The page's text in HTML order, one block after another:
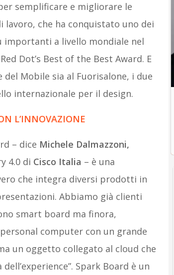
semplificare e migliorare le
lavoro, che ha conquistato uno dei
importanti a livello mondiale nel
Dot’s Best of the Best Award. E
Mobile sia al Fuorisalone, i due
internazionale per il design.
L’INNOVAZIONE
– dice Michele Dalmazzoni,
4.0 di Cisco Italia – è una
che integra diversi prodotti in
Abbiamo già clienti
smart board ma finora,
computer con un grande
un oggetto collegato al cloud che
Spark Board è un